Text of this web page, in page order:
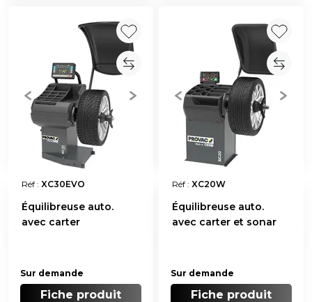
Réf : XC30EVO
Équilibreuse auto.
avec carter
Sur demande
Fiche produit
Réf : XC20W
Équilibreuse auto.
avec carter et sonar
Sur demande
Fiche produit